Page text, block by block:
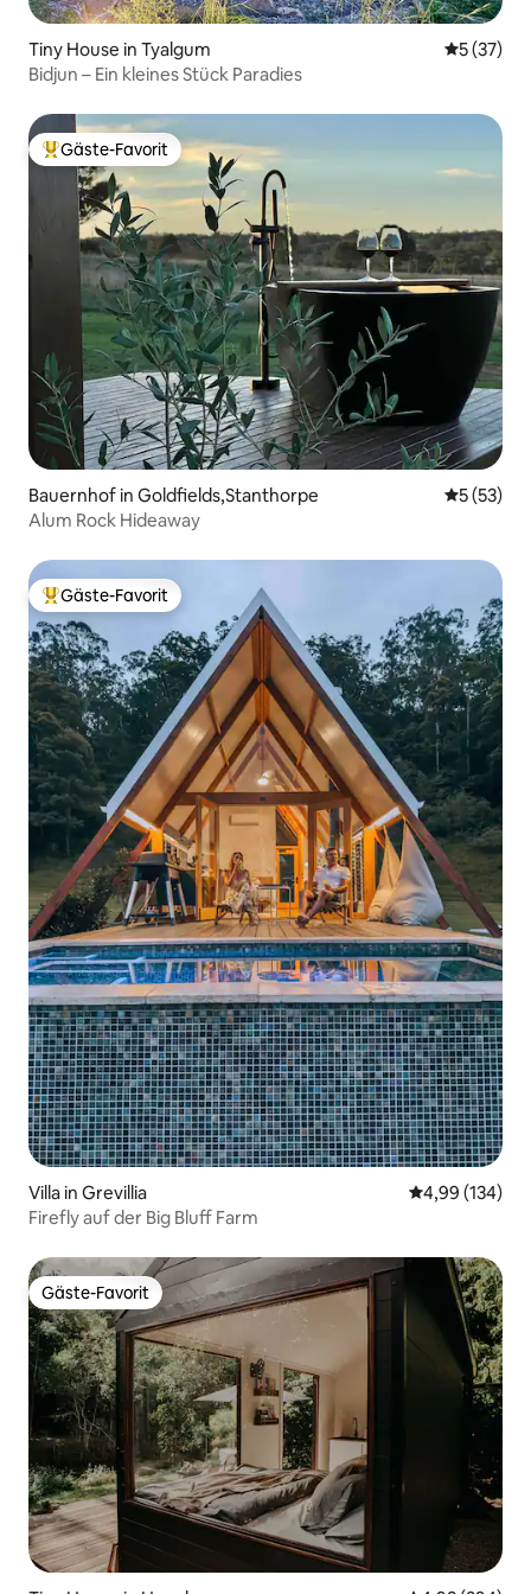
Tiny House in Tyalgum
5 (37)
Bidjun – Ein kleines Stück Paradies
Beliebter Gäste-Favorit.
Gäste-Favorit
Bauernhof in Goldfields,Stanthorpe
5 (53)
Alum Rock Hideaway
Beliebter Gäste-Favorit.
Gäste-Favorit
Villa in Grevillia
4,99 (134)
Firefly auf der Big Bluff Farm
Gäste-Favorit
Gäste-Favorit